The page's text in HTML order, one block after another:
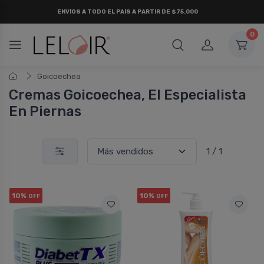
ENVÍOS A TODO EL PAÍS A PARTIR DE $75.000
0
Goicoechea
Cremas Goicoechea, El Especialista
En Piernas
1 / 1
10% OFF 10% OFF